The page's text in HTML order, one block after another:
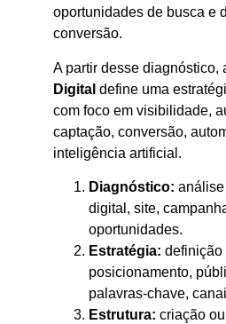
oportunidades de busca e
conversão.
A partir desse diagnóstico,
Digital define uma
com foco em visibilidade,
captação, conversão,
inteligência artificial.
Diagnóstico:
digital, site,
oportunidades.
Estratégia: definição
posicionamento,
palavras-chave,
Estrutura: criação